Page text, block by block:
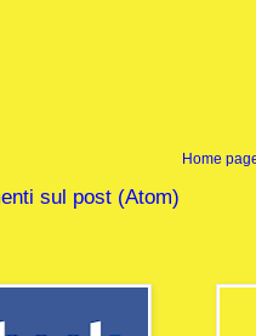
Home
sul post (Atom)